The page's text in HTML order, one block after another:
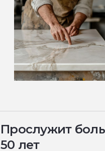
Прослужит
50 лет